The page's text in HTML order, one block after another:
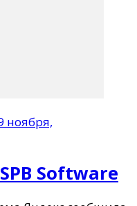
ноября,
Software